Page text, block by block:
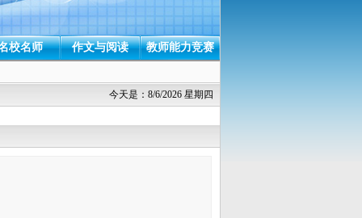
校名师 作文与阅读 教师能力竞赛
今天是：8/6/2026 星期四